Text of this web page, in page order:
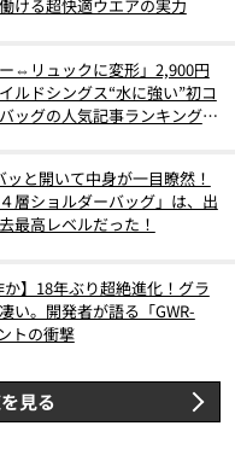
ける超快適ウエアの実力
⇔リュックに変形」2,900円
ルドシングス“水に強い”初コ
ッグの人気記事ランキングベ
ッと開いて中身が一目瞭然！
層ショルダーバッグ」は、出
最高レベルだった！
か】18年ぶり超絶進化！グラ
い。開発者が語る「GWR-
トの衝撃
見る